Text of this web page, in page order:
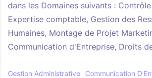
dans les Domaines suivants :
Expertise comptable, Gestion des
Humaines, Montage de Projet
Communication d'Entreprise, Droits
Gestion Administrative
Communication